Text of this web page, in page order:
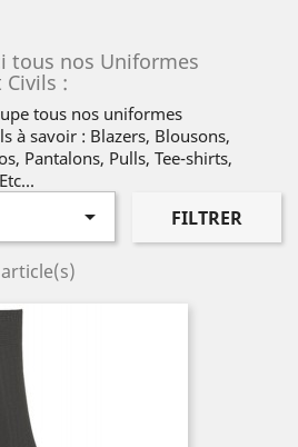
tous nos Uniformes
:
tous nos uniformes
à savoir : Blazers, Blousons,
Pantalons, Pulls, Tee-shirts,
 FILTRER